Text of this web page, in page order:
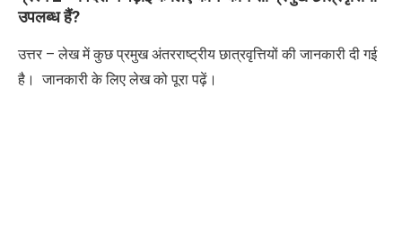
उपलब्ध हैं?
उत्तर – लेख में कुछ प्रमुख अंतरराष्ट्रीय छात्रवृत्तियों की जानकारी दी गई
है। जानकारी के लिए लेख को पूरा पढ़ें।